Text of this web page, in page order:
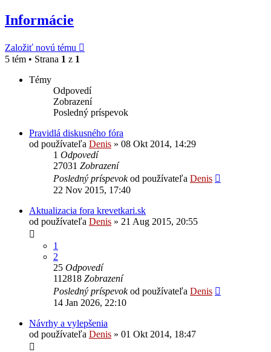
Informácie
Založiť novú tému
5 tém • Strana 1 z 1
Témy
Odpovedí
Zobrazení
Posledný príspevok
Pravidlá diskusného fóra
od používateľa Denis » 08 Okt 2014, 14:29
1 Odpovedí
27031 Zobrazení
Posledný príspevokod používateľa Denis
22 Nov 2015, 17:40
Aktualizacia fora krevetkari.sk
od používateľa Denis » 21 Aug 2015, 20:55
1
2
25 Odpovedí
112818 Zobrazení
Posledný príspevokod používateľa Denis
14 Jan 2026, 22:10
Návrhy a vylepšenia
od používateľa Denis » 01 Okt 2014, 18:47